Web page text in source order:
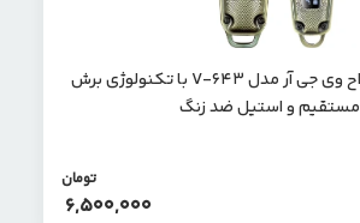
ست ماشین اصلاح وی جی آر مدل V-643 با تکنولوژی برش
مستقیم و استیل ضد زنگ
6,500,000
تومان